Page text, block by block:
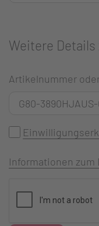
Weitere
Artikelnummer
Informationen zum